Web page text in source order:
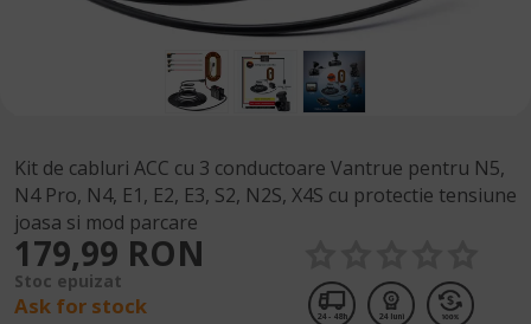
Kit de cabluri ACC cu 3 conductoare Vantrue pentru N5,
N4 Pro, N4, E1, E2, E3, S2, N2S, X4S cu protectie tensiune
joasa si mod parcare
179,99 RON
Stoc epuizat
Ask for stock 24 - 48h 24 luni